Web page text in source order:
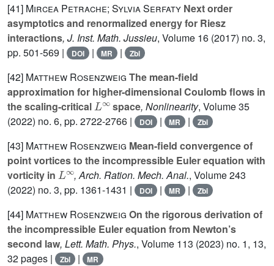
[41] Mircea Petrache; Sylvia Serfaty Next order
asymptotics and renormalized energy for Riesz
interactions, J. Inst. Math. Jussieu, Volume 16 (2017) no. 3,
pp. 501-569 |
DOI | MR | Zbl
[42] Matthew Rosenzweig The mean-field
approximation for higher-dimensional Coulomb flows in
the scaling-critical
L∞
space, Nonlinearity, Volume 35
(2022) no. 6, pp. 2722-2766 |
DOI | MR | Zbl
[43] Matthew Rosenzweig Mean-field convergence of
point vortices to the incompressible Euler equation with
vorticity in
L∞
, Arch. Ration. Mech. Anal., Volume 243
(2022) no. 3, pp. 1361-1431 |
DOI | MR | Zbl
[44] Matthew Rosenzweig On the rigorous derivation of
the incompressible Euler equation from Newton’s
second law, Lett. Math. Phys., Volume 113 (2023) no. 1, 13,
32 pages |
Zbl | MR